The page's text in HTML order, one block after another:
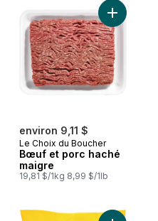
de cote desosse au
environ 9,11 $
Le Choix du Boucher
Bœuf et porc haché
maigre
19,81 $/1kg 8,99 $/1lb
Ajouter